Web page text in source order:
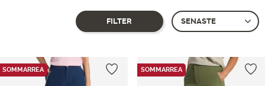
Showing all 3 results
FILTER
SOMMARREA SOMMARREA